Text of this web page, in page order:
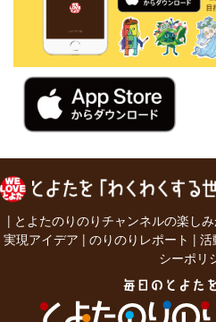
| とよたのりのりチャンネルの楽し
実現アイデア | のりのりレポート | 活
シーポリ